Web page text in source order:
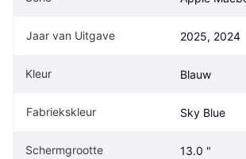
Jaar van Uitgave 2025, 2024
Kleur Blauw
Fabriekskleur Sky Blue
Schermgrootte 13.0 "